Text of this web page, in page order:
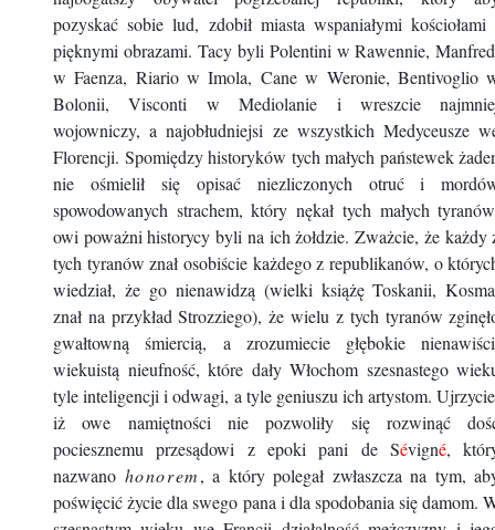
pozyskać sobie lud, zdobił miasta wspaniałymi
pięknymi obrazami. Tacy byli Polentini w Rawennie,
w Faenza, Riario w Imola, Cane w Weronie, Bentivoglio
Bolonii, Visconti w Mediolanie i wreszcie
wojowniczy, a najobłudniejsi ze wszystkich Medyceusze
Florencji. Spomiędzy historyków tych małych państewek
nie ośmielił się opisać niezliczonych otruć i
spowodowanych strachem, który nękał tych małych
owi poważni historycy byli na ich żołdzie. Zważcie, że każdy
tych tyranów znał osobiście każdego z republikanów, o
wiedział, że go nienawidzą (wielki książę Toskanii,
znał na przykład Strozziego), że wielu z tych tyranów
gwałtowną śmiercią, a zrozumiecie głębokie
wiekuistą nieufność, które dały Włochom szesnastego
tyle inteligencji i odwagi, a tyle geniuszu ich artystom.
iż owe namiętności nie pozwoliły się rozwinąć
pociesznemu przesądowi z epoki pani de Sévigné,
nazwano honorem, a który polegał zwłaszcza na tym,
poświęcić życie dla swego pana i dla spodobania się damom.